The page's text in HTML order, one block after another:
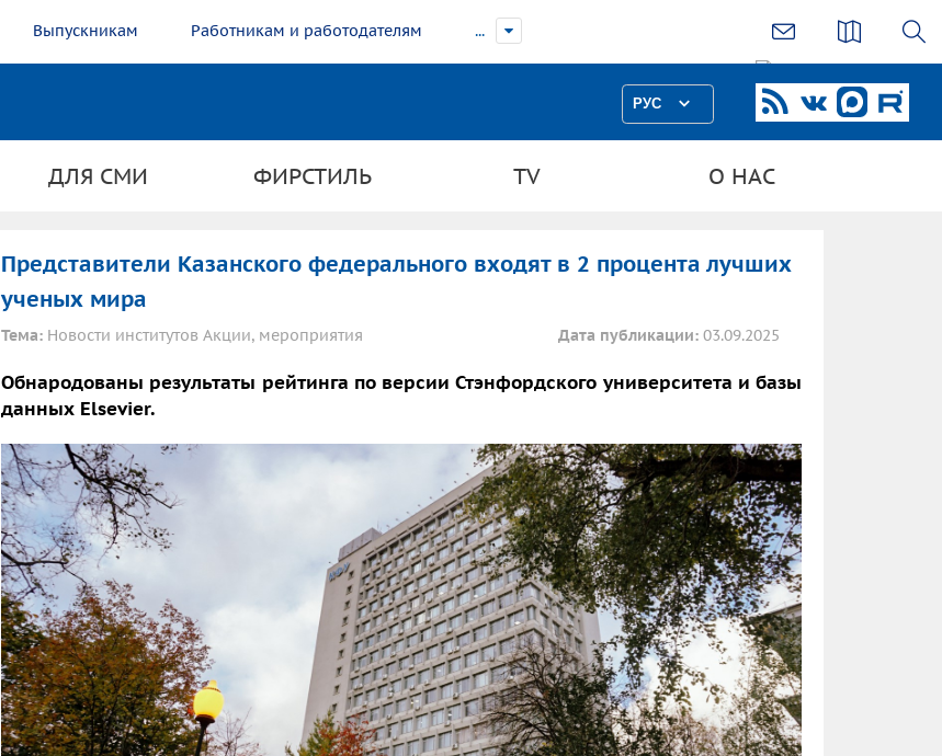
Выпускникам Работникам и работодателям ...
РУС
ДЛЯ СМИ ФИРСТИЛЬ TV О НАС
Представители Казанского федерального входят в 2 процента лучших
ученых мира
Тема: Новости институтов Акции, мероприятия Дата публикации: 03.09.2025
Обнародованы результаты рейтинга по версии Стэнфордского университета и базы
данных Elsevier.